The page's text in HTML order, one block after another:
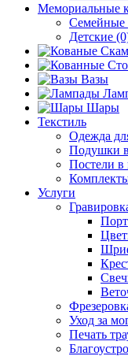
Мемориальные
Семейные
Детские
Вазы
Шары
Текстиль
Одежда
Подушки
Постели в
Услуги
Уход за
Печать